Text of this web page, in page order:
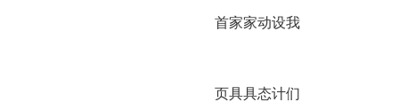
首
页
家
具
家
具
动
态
设
计
我
们